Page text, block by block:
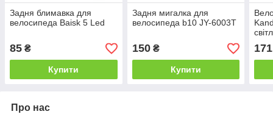
Задня блимавка для
велосипеда Baisk 5 Led
85 ₴
Купити
Задня мигалка для
велосипеда b10 JY-6003T
150₴
Купити
(JY-
171
Про нас